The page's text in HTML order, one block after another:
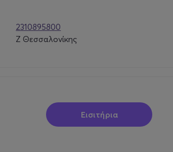
2310895800
Ζ Θεσσαλονίκης
Εισιτήρια